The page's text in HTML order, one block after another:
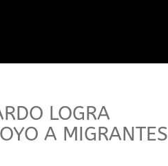
LOGRA
A MIGRANTES